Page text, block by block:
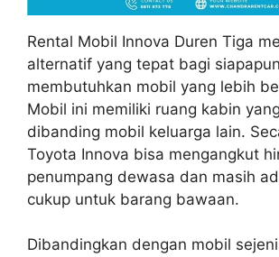
Rental Mobil Innova Duren Tiga
alternatif yang tepat bagi
membutuhkan mobil yang lebih
Mobil ini memiliki ruang kabin
dibanding mobil keluarga lain.
Toyota Innova bisa mengangkut
penumpang dewasa dan masih
cukup untuk barang bawaan.
Dibandingkan dengan mobil